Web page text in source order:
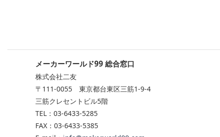
メーカーワールド99 総合窓口
株式会社二友
〒111-0055 東京都台東区三筋1-9-4
三筋クレセントビル5階
TEL：03-6433-5285
FAX：03-6433-5385